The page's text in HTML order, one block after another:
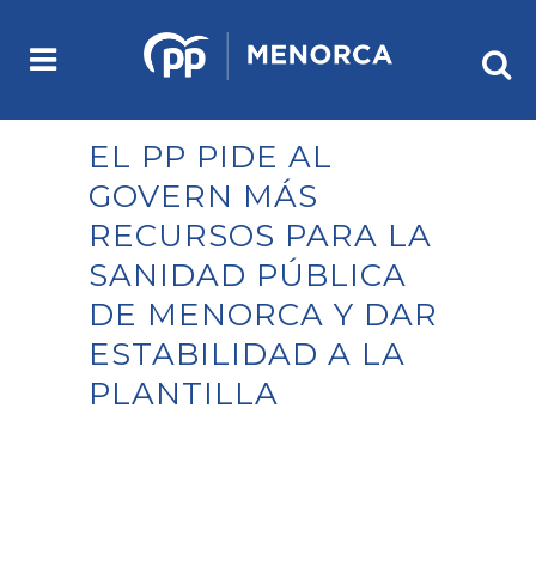
EL PP PIDE AL
GOVERN MÁS
RECURSOS PARA LA
SANIDAD PÚBLICA
DE MENORCA Y DAR
ESTABILIDAD A LA
PLANTILLA